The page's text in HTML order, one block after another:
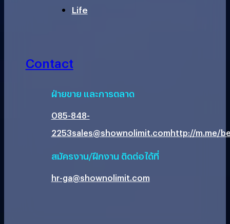
Life
Contact
ฝ่ายขาย และการตลาด
085-848-
2253sales@shownolimit.comhttp://m.me/
สมัครงาน/ฝึกงาน ติดต่อได้ที่
hr-ga@shownolimit.com